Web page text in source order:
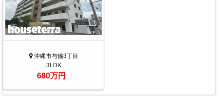
沖縄市与儀3丁目
3LDK
680万円